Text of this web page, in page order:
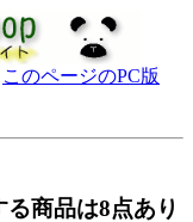
このページのPC版
る商品は8点あり